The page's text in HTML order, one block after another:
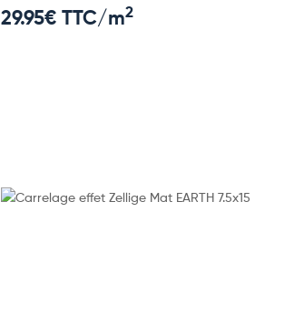
29.95€ TTC/m2